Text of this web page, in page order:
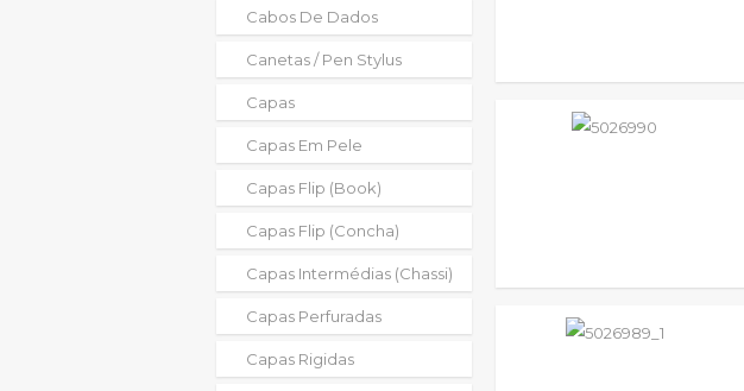
Cabos De Dados
Canetas / Pen Stylus
Capas
Capas Em Pele
Capas Flip (book)
Capas Flip (concha)
Capas Intermédias (chassi)
Capas Perfuradas
Capas Rigidas